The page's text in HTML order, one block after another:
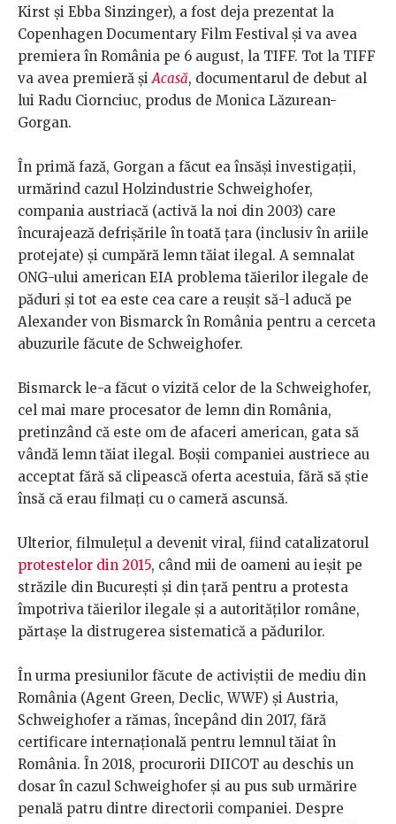
Kirst și Ebba Sinzinger), a fost deja prezentat la
Copenhagen Documentary Film Festival și va avea
premiera în România pe 6 august, la TIFF. Tot la TIFF
va avea premieră șiAcasă, documentarul de debut al
lui Radu Ciornciuc, produs de Monica Lăzurean-
Gorgan.
În primă fază, Gorgan a făcut ea însăși investigații,
urmărind cazul Holzindustrie Schweighofer,
compania austriacă (activă la noi din 2003) care
încurajează defrișările în toată țara (inclusiv în ariile
protejate) și cumpără lemn tăiat ilegal. A semnalat
ONG-ului american EIA problema tăierilor ilegale de
păduri și tot ea este cea care a reușit să-l aducă pe
Alexander von Bismarck în România pentru a cerceta
abuzurile făcute de Schweighofer.
Bismarck le-a făcut o vizită celor de la Schweighofer,
cel mai mare procesator de lemn din România,
pretinzând că este om de afaceri american, gata să
vândă lemn tăiat ilegal. Boșii companiei austriece au
acceptat fără să clipească oferta acestuia, fără să știe
însă că erau filmați cu o cameră ascunsă.
Ulterior, filmulețul a devenit viral, fiind catalizatorul
protestelor din 2015, când mii de oameni au ieșit pe
străzile din București și din țară pentru a protesta
împotriva tăierilor ilegale și a autorităților române,
părtașe la distrugerea sistematică a pădurilor.
În urma presiunilor făcute de activiștii de mediu din
România (Agent Green, Declic, WWF) și Austria,
Schweighofer a rămas, începând din 2017, fără
certificare internațională pentru lemnul tăiat în
România. În 2018, procurorii DIICOT au deschis un
dosar în cazul Schweighofer și au pus sub urmărire
penală patru dintre directorii companiei. Despre